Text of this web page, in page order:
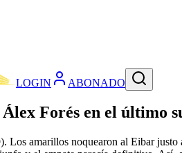
LOGIN ABONADO
Forés en el último
amarillos noquearon al Eibar